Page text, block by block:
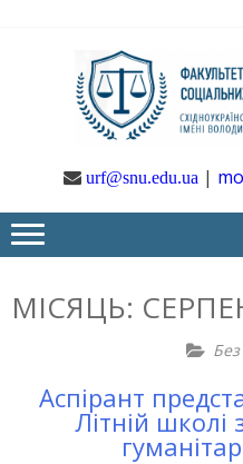
navigation
urf@snu.edu.ua |
МІСЯЦЬ:
Аспірант
Літній школі